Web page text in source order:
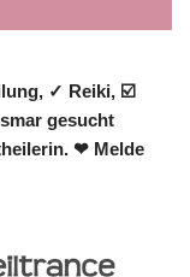
✓ Reiki, ☑️
gesucht
❤ Melde